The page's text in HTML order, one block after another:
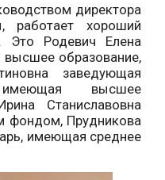
директора
работает хороший
Это Родевич Елена
образование,
заведующая
высшее
Станиславовна
фондом, Прудникова
имеющая среднее